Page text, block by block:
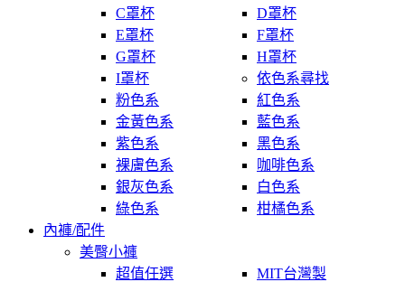
C罩杯
D罩杯
E罩杯
F罩杯
G罩杯
H罩杯
I罩杯
依色系尋找
粉色系
紅色系
金黃色系
藍色系
紫色系
黑色系
裸膚色系
咖啡色系
銀灰色系
白色系
綠色系
柑橘色系
內褲/配件
美臀小褲
超值任選
MIT台灣製